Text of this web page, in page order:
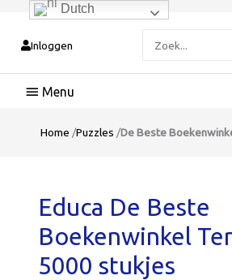
Inloggen
naar:
Hoofdmenu
Home /Puzzles /De Beste
Educa De Beste
Boekenwinkel
5000 stukjes
Dutch